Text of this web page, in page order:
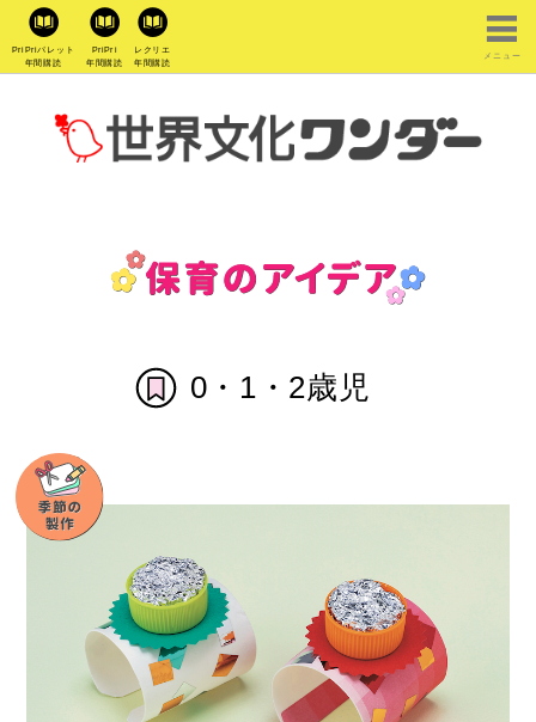
PriPriパレット
年間購読
PriPri
年間購読
レクリエ
年間購読
メニュー
0・1・2歳児